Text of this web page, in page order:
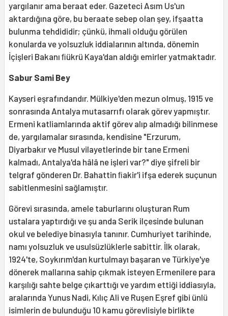
yargılanır ama beraat eder. Gazeteci Asım Us'un
aktardığına göre, bu beraate sebep olan şey, ifşaatta
bulunma tehdididir; çünkü, ihmali olduğu görülen
konularda ve yolsuzluk iddialarının altında, dönemin
İçişleri Bakanı ﬁükrü Kaya'dan aldığı emirler yatmaktadır.
Sabur Sami Bey
Kayseri eşrafındandır. Mülkiye'den mezun olmuş, 1915 ve
sonrasında Antalya mutasarrıfı olarak görev yapmıştır.
Ermeni katliamlarında aktif görev alıp almadığı bilinmese
de, yargılamalar sırasında, kendisine "Erzurum,
Diyarbakır ve Musul vilayetlerinde bir tane Ermeni
kalmadı, Antalya'da hâlâ ne işleri var?" diye şifreli bir
telgraf gönderen Dr. Bahattin ﬁakir'i ifşa ederek suçunun
sabitlenmesini sağlamıştır.
Görevi sırasında, amele taburlarını oluşturan Rum
ustalara yaptırdığı ve şu anda Serik ilçesinde bulunan
okul ve belediye binasıyla tanınır. Cumhuriyet tarihinde,
namı yolsuzluk ve usulsüzlüklerle sabittir. İlk olarak,
1924'te, Soykırım'dan kurtulmayı başaran ve Türkiye'ye
dönerek mallarına sahip çıkmak isteyen Ermenilere para
karşılığı sahte belge çıkarttığı ve yardım ettiği iddiasıyla,
aralarında Yunus Nadi, Kılıç Ali ve Ruşen Eşref gibi ünlü
isimlerin de bulunduğu 10 kamu görevlisiyle birlikte